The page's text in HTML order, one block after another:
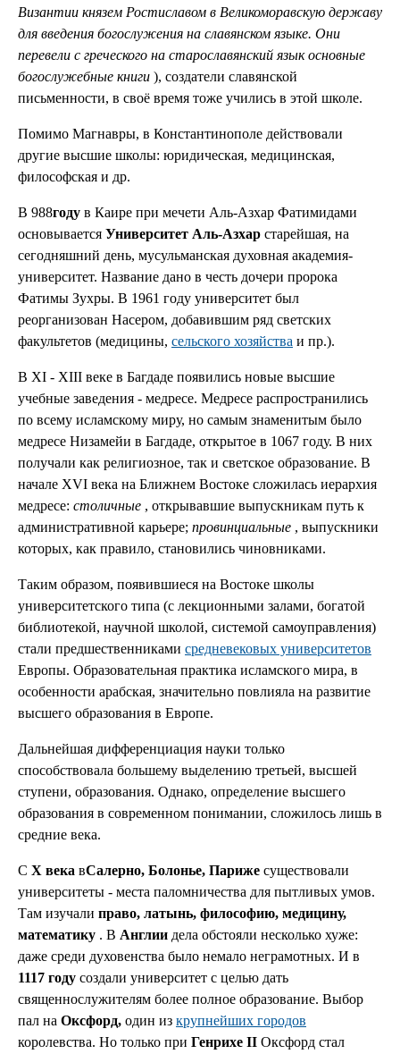
Византии князем Ростиславом в Великоморавскую державу
для введения богослужения на славянском языке. Они
перевели с греческого на старославянский язык основные
богослужебные книги ), создатели славянской
письменности, в своё время тоже учились в этой школе.
Помимо Магнавры, в Константинополе действовали
другие высшие школы: юридическая, медицинская,
философская и др.
В 988году в Каире при мечети Аль-Азхар Фатимидами
основывается Университет Аль-Азхар старейшая, на
сегодняшний день, мусульманская духовная академия-
университет. Название дано в честь дочери пророка
Фатимы Зухры. В 1961 году университет был
реорганизован Насером, добавившим ряд светских
факультетов (медицины, сельского хозяйства и пр.).
В XI - XIII веке в Багдаде появились новые высшие
учебные заведения - медресе. Медресе распространились
по всему исламскому миру, но самым знаменитым было
медресе Низамейи в Багдаде, открытое в 1067 году. В них
получали как религиозное, так и светское образование. В
начале XVI века на Ближнем Востоке сложилась иерархия
медресе: столичные , открывавшие выпускникам путь к
административной карьере; провинциальные , выпускники
которых, как правило, становились чиновниками.
Таким образом, появившиеся на Востоке школы
университетского типа (с лекционными залами, богатой
библиотекой, научной школой, системой самоуправления)
стали предшественниками средневековых университетов
Европы. Образовательная практика исламского мира, в
особенности арабская, значительно повлияла на развитие
высшего образования в Европе.
Дальнейшая дифференциация науки только
способствовала большему выделению третьей, высшей
ступени, образования. Однако, определение высшего
образования в современном понимании, сложилось лишь в
средние века.
С X века вСалерно, Болонье, Париже существовали
университеты - места паломничества для пытливых умов.
Там изучали право, латынь, философию, медицину,
математику . В Англии дела обстояли несколько хуже:
даже среди духовенства было немало неграмотных. И в
1117 году создали университет с целью дать
священнослужителям более полное образование. Выбор
пал на Оксфорд, один из крупнейших городов
королевства. Но только при Генрихе II Оксфорд стал